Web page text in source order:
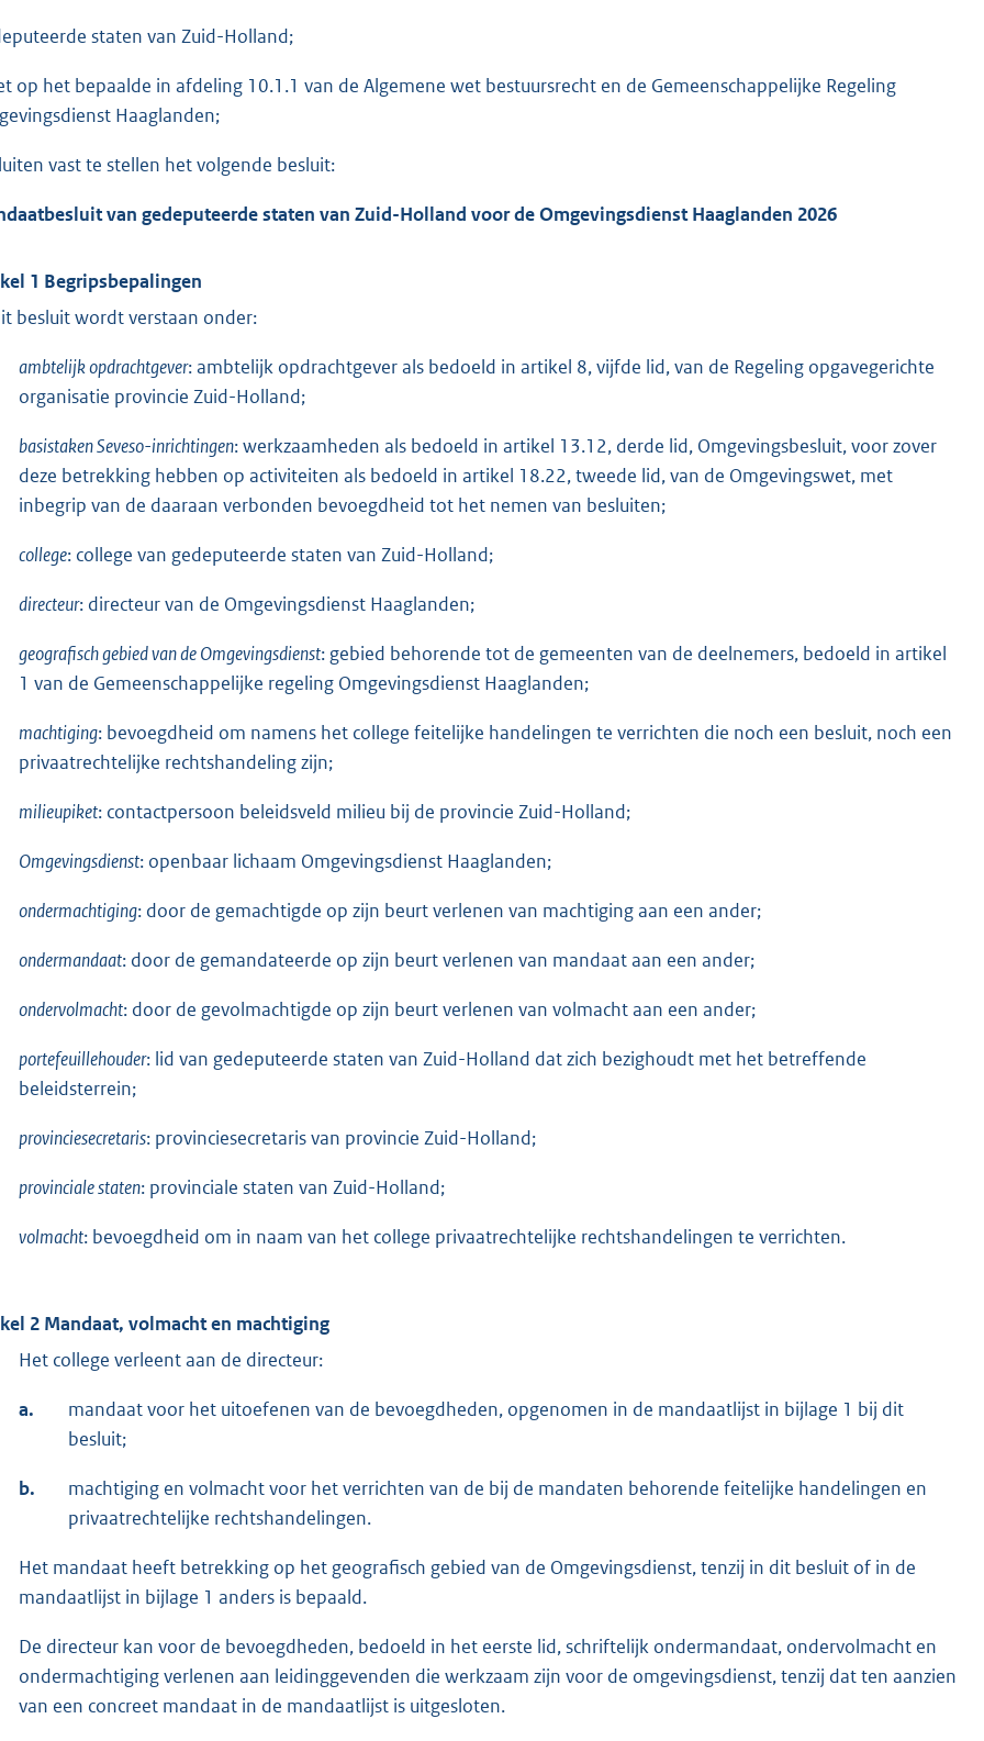
staten van Zuid-Holland;
op het bepaalde in afdeling 10.1.1 van de Algemene wet bestuursrecht en de Gemeenschappelijke Regeling
Haaglanden;
vast te stellen het volgende besluit:
van gedeputeerde staten van Zuid-Holland voor de Omgevingsdienst Haaglanden 2026
1 Begripsbepalingen
besluit wordt verstaan onder:
ambtelijk opdrachtgever: ambtelijk opdrachtgever als bedoeld in artikel 8, vijfde lid, van de Regeling opgavegerichte
organisatie provincie Zuid-Holland;
basistaken Seveso-inrichtingen: werkzaamheden als bedoeld in artikel 13.12, derde lid, Omgevingsbesluit, voor zover
deze betrekking hebben op activiteiten als bedoeld in artikel 18.22, tweede lid, van de Omgevingswet, met
inbegrip van de daaraan verbonden bevoegdheid tot het nemen van besluiten;
college: college van gedeputeerde staten van Zuid-Holland;
directeur: directeur van de Omgevingsdienst Haaglanden;
geografisch gebied van de Omgevingsdienst: gebied behorende tot de gemeenten van de deelnemers, bedoeld in artikel
1 van de Gemeenschappelijke regeling Omgevingsdienst Haaglanden;
machtiging: bevoegdheid om namens het college feitelijke handelingen te verrichten die noch een besluit, noch een
privaatrechtelijke rechtshandeling zijn;
milieupiket: contactpersoon beleidsveld milieu bij de provincie Zuid-Holland;
Omgevingsdienst: openbaar lichaam Omgevingsdienst Haaglanden;
ondermachtiging: door de gemachtigde op zijn beurt verlenen van machtiging aan een ander;
ondermandaat: door de gemandateerde op zijn beurt verlenen van mandaat aan een ander;
ondervolmacht: door de gevolmachtigde op zijn beurt verlenen van volmacht aan een ander;
portefeuillehouder: lid van gedeputeerde staten van Zuid-Holland dat zich bezighoudt met het betreffende
beleidsterrein;
provinciesecretaris: provinciesecretaris van provincie Zuid-Holland;
provinciale staten: provinciale staten van Zuid-Holland;
volmacht: bevoegdheid om in naam van het college privaatrechtelijke rechtshandelingen te verrichten.
2 Mandaat, volmacht en machtiging
Het college verleent aan de directeur:
a.
mandaat voor het uitoefenen van de bevoegdheden, opgenomen in de mandaatlijst in bijlage 1 bij dit
besluit;
b.
machtiging en volmacht voor het verrichten van de bij de mandaten behorende feitelijke handelingen en
privaatrechtelijke rechtshandelingen.
Het mandaat heeft betrekking op het geografisch gebied van de Omgevingsdienst, tenzij in dit besluit of in de
mandaatlijst in bijlage 1 anders is bepaald.
De directeur kan voor de bevoegdheden, bedoeld in het eerste lid, schriftelijk ondermandaat, ondervolmacht en
ondermachtiging verlenen aan leidinggevenden die werkzaam zijn voor de omgevingsdienst, tenzij dat ten aanzien
van een concreet mandaat in de mandaatlijst is uitgesloten.